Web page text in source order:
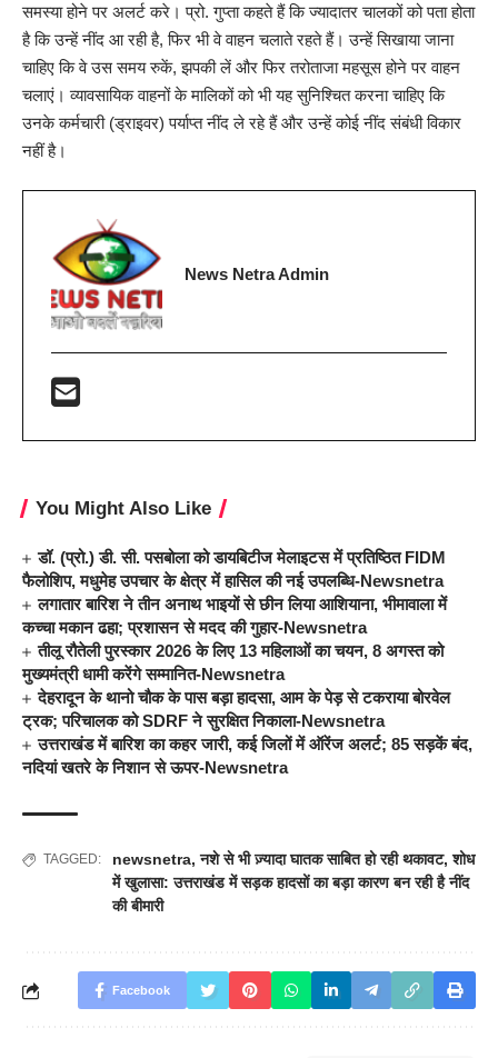
समस्या होने पर अलर्ट करे। प्रो. गुप्ता कहते हैं कि ज्यादातर चालकों को पता होता
है कि उन्हें नींद आ रही है, फिर भी वे वाहन चलाते रहते हैं। उन्हें सिखाया जाना
चाहिए कि वे उस समय रुकें, झपकी लें और फिर तरोताजा महसूस होने पर वाहन
चलाएं। व्यावसायिक वाहनों के मालिकों को भी यह सुनिश्चित करना चाहिए कि
उनके कर्मचारी (ड्राइवर) पर्याप्त नींद ले रहे हैं और उन्हें कोई नींद संबंधी विकार
नहीं है।
News Netra Admin
You Might Also Like
डॉ. (प्रो.) डी. सी. पसबोला को डायबिटीज मेलाइटस में प्रतिष्ठित FIDM
फैलोशिप, मधुमेह उपचार के क्षेत्र में हासिल की नई उपलब्धि-Newsnetra
लगातार बारिश ने तीन अनाथ भाइयों से छीन लिया आशियाना, भीमावाला में
कच्चा मकान ढहा; प्रशासन से मदद की गुहार-Newsnetra
तीलू रौतेली पुरस्कार 2026 के लिए 13 महिलाओं का चयन, 8 अगस्त को
मुख्यमंत्री धामी करेंगे सम्मानित-Newsnetra
देहरादून के थानो चौक के पास बड़ा हादसा, आम के पेड़ से टकराया बोरवेल
ट्रक; परिचालक को SDRF ने सुरक्षित निकाला-Newsnetra
उत्तराखंड में बारिश का कहर जारी, कई जिलों में ऑरेंज अलर्ट; 85 सड़कें बंद,
नदियां खतरे के निशान से ऊपर-Newsnetra
TAGGED: newsnetra,नशे से भी ज़्यादा घातक साबित हो रही थकावट,शोध
में खुलासा: उत्तराखंड में सड़क हादसों का बड़ा कारण बन रही है नींद
की बीमारी
Facebook